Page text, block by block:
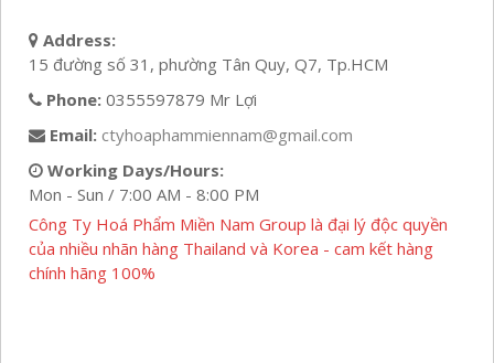
Address:
15 đường số 31, phường Tân Quy, Q7, Tp.HCM
Phone: 0355597879 Mr Lợi
Email: ctyhoaphammiennam@gmail.com
Working Days/Hours:
Mon - Sun / 7:00 AM - 8:00 PM
Công Ty Hoá Phẩm Miền Nam Group là đại lý độc quyền
của nhiều nhãn hàng Thailand và Korea - cam kết hàng
chính hãng 100%